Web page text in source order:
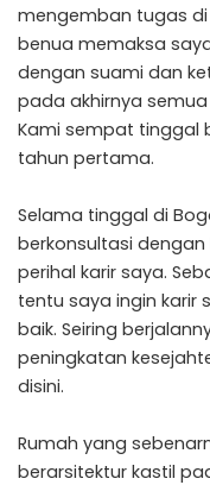
mengemban tugas di
benua memaksa
dengan suami dan
pada akhirnya
Kami sempat tinggal
tahun pertama.
Selama tinggal di
berkonsultasi
perihal karir saya.
tentu saya ingin karir
baik. Seiring
peningkatan
disini.
Rumah yang
berarsitektur kastil